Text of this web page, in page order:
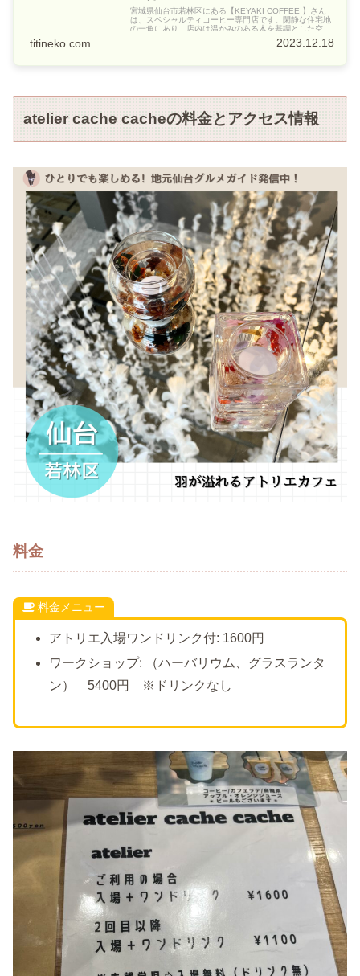
宮城県仙台市若林区にある【KEYAKI COFFEE 】さん
は、スペシャルティコーヒー専門店です。閑静な住宅地
の一角にあり、店内は温かみのある木を基調とした空間
で、ゆったりとコーヒーを楽しむことができます。
titineko.com 2023.12.18
atelier cache cacheの料金とアクセス情報
料金
料金メニュー
アトリエ入場ワンドリンク付: 1600円
ワークショップ: （ハーバリウム、グラスランタ
ン） 5400円 ※ドリンクなし